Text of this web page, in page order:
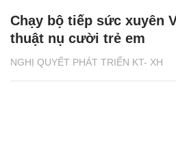
NGHỊ QUYẾT PHÁT TRIỂN KT- XH
Chạy bộ tiếp sức xuyên
thuật nụ cười trẻ em